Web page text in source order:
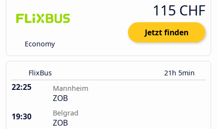
Economy
115 CHF
Jetzt finden
FlixBus 21h 5min
22:25 Mannheim
ZOB
19:30
Belgrad
ZOB